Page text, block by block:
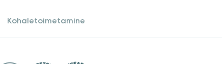
kohaletoimetamine